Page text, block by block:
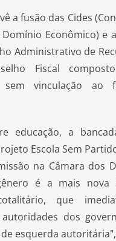
a fusão das Cides
Econômico) e
Administrativo de
Fiscal
sem vinculação
educação, a
Escola Sem
na Câmara dos
é a mais nova
que
dos
esquerda